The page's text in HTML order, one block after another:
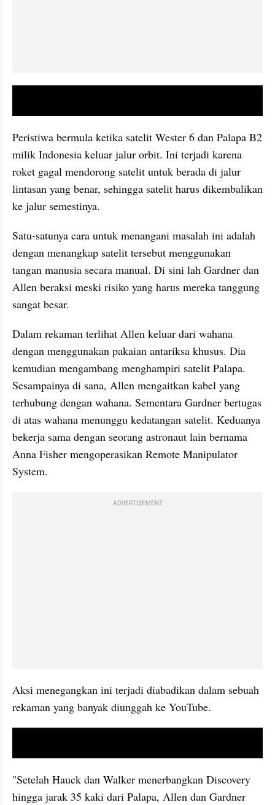
Peristiwa bermula ketika satelit Wester 6 dan Palapa B2
milik Indonesia keluar jalur orbit. Ini terjadi karena
roket gagal mendorong satelit untuk berada di jalur
lintasan yang benar, sehingga satelit harus dikembalikan
ke jalur semestinya.
Satu-satunya cara untuk menangani masalah ini adalah
dengan menangkap satelit tersebut menggunakan
tangan manusia secara manual. Di sini lah Gardner dan
Allen beraksi meski risiko yang harus mereka tanggung
sangat besar.
Dalam rekaman terlihat Allen keluar dari wahana
dengan menggunakan pakaian antariksa khusus. Dia
kemudian mengambang menghampiri satelit Palapa.
Sesampainya di sana, Allen mengaitkan kabel yang
terhubung dengan wahana. Sementara Gardner bertugas
di atas wahana menunggu kedatangan satelit. Keduanya
bekerja sama dengan seorang astronaut lain bernama
Anna Fisher mengoperasikan Remote Manipulator
System.
ADVERTISEMENT
Aksi menegangkan ini terjadi diabadikan dalam sebuah
rekaman yang banyak diunggah ke YouTube.
"Setelah Hauck dan Walker menerbangkan Discovery
hingga jarak 35 kaki dari Palapa, Allen dan Gardner